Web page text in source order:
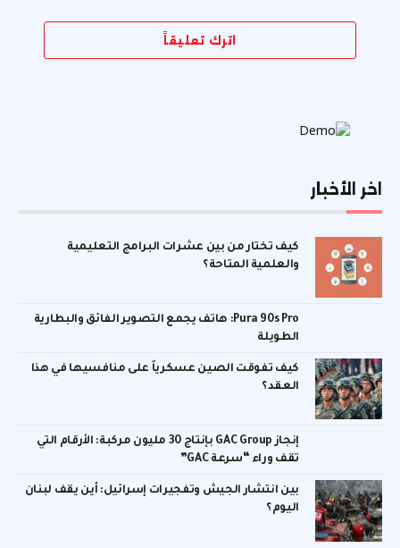
اترك تعليقاً
اخر الأخبار
كيف تختار من بين عشرات البرامج التعليمية
والعلمية المتاحة؟
Pura 90s Pro: هاتف يجمع التصوير الفائق والبطارية
الطويلة
كيف تفوقت الصين عسكرياً على منافسيها في هذا
العقد؟
إنجاز GAC Group بإنتاج 30 مليون مركبة: الأرقام التي
تقف وراء “سرعة GAC”
بين انتشار الجيش وتفجيرات إسرائيل: أين يقف لبنان
اليوم؟